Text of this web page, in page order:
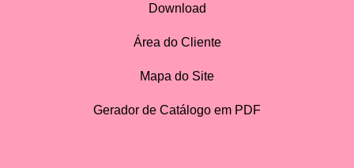
Download
Área do Cliente
Mapa do Site
Gerador de Catálogo em PDF